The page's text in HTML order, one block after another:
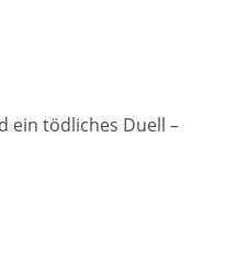
ein tödliches Duell –